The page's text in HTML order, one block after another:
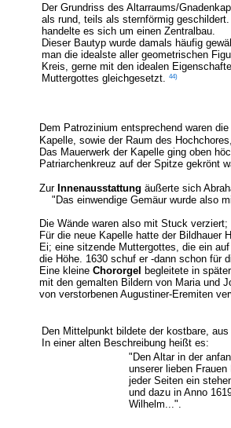
Der Grundriss des Altarraums/
als rund, teils als sternförmig geschildert.
handelte es sich um einen Zentralbau.
Dieser Bautyp wurde damals häufig
man die idealste aller geometrischen
Kreis, gerne mit den idealen
Muttergottes gleichgesetzt. 44)
Dem Patrozinium entsprechend waren
Kapelle, sowie der Raum des
Das Mauerwerk der Kapelle ging oben
Patriarchenkreuz auf der Spitze gekrönt
Zur Innenausstattung äußerte sich
"Das einwendige Gemäur wurde also
Die Wände waren also mit Stuck
Für die neue Kapelle hatte der Bildhauer
Ei; eine sitzende Muttergottes, die ein
die Höhe. 1630 schuf er -dann schon für
Eine kleine Chororgel
begleitete in
mit den gemalten Bildern von Maria und
von verstorbenen Augustiner-Eremiten
Den Mittelpunkt bildete der kostbare,
In einer alten Beschreibung heißt es:
"Den Altar in der
unserer lieben
jeder Seiten ein
und dazu in Anno
Wilhelm...".